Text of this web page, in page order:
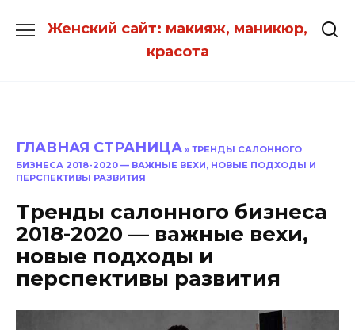
Женский сайт: макияж, маникюр,
красота
ГЛАВНАЯ СТРАНИЦА » ТРЕНДЫ САЛОННОГО
БИЗНЕСА 2018-2020 — ВАЖНЫЕ ВЕХИ, НОВЫЕ ПОДХОДЫ И
ПЕРСПЕКТИВЫ РАЗВИТИЯ
Тренды салонного бизнеса
2018-2020 — важные вехи,
новые подходы и
перспективы развития